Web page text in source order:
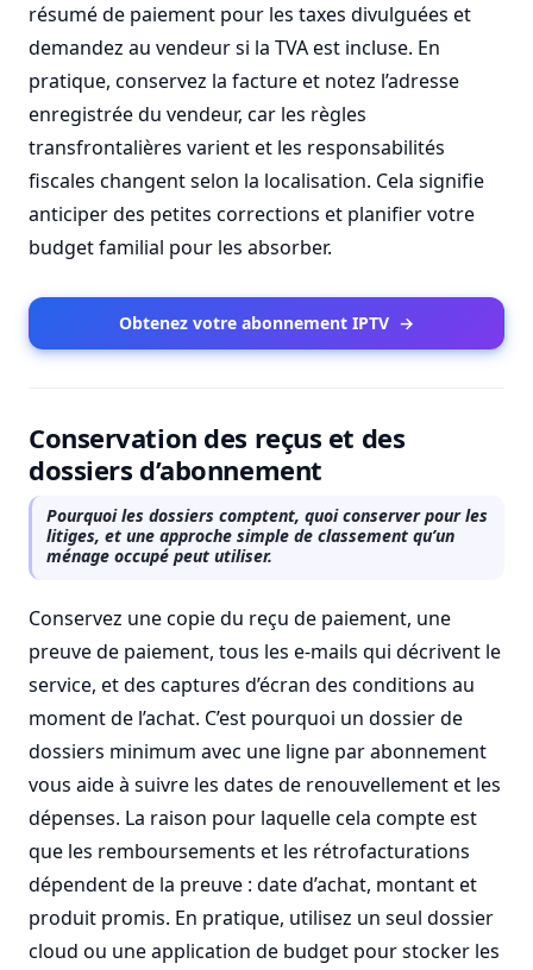
résumé de paiement pour les taxes divulguées et
demandez au vendeur si la TVA est incluse. En
pratique, conservez la facture et notez l’adresse
enregistrée du vendeur, car les règles
transfrontalières varient et les responsabilités
fiscales changent selon la localisation. Cela signifie
anticiper des petites corrections et planifier votre
budget familial pour les absorber.
Obtenez votre abonnement IPTV →
Conservation des reçus et des
dossiers d’abonnement
Pourquoi les dossiers comptent, quoi conserver pour les
litiges, et une approche simple de classement qu’un
ménage occupé peut utiliser.
Conservez une copie du reçu de paiement, une
preuve de paiement, tous les e-mails qui décrivent le
service, et des captures d’écran des conditions au
moment de l’achat. C’est pourquoi un dossier de
dossiers minimum avec une ligne par abonnement
vous aide à suivre les dates de renouvellement et les
dépenses. La raison pour laquelle cela compte est
que les remboursements et les rétrofacturations
dépendent de la preuve : date d’achat, montant et
produit promis. En pratique, utilisez un seul dossier
cloud ou une application de budget pour stocker les